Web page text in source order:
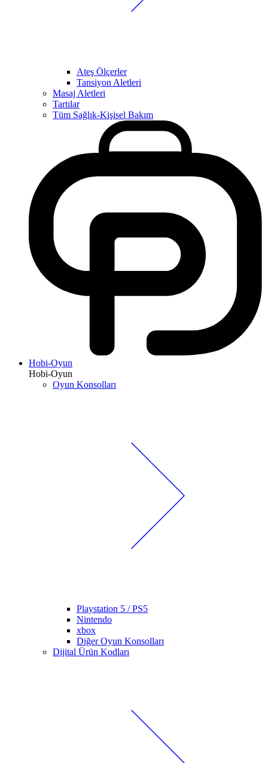
Ateş Ölçerler
Tansiyon Aletleri
Masaj Aletleri
Tartılar
Tüm Sağlık-Kişisel Bakım
Hobi-Oyun
Hobi-Oyun
Oyun Konsolları
Playstation 5 / PS5
Nintendo
xbox
Diğer Oyun Konsolları
Dijital Ürün Kodları